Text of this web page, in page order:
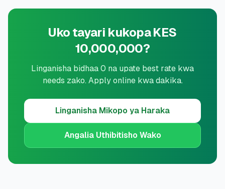
Uko tayari kukopa KES
10,000,000?
Linganisha bidhaa 0 na upate best rate kwa
needs zako. Apply online kwa dakika.
Linganisha Mikopo ya Haraka
Angalia Uthibitisho Wako